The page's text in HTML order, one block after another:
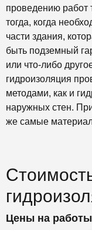
проведению работ
тогда, когда
части здания,
быть подземный
или что-либо
гидроизоляция
методами, как и
наружных стен.
же самые
Цены на